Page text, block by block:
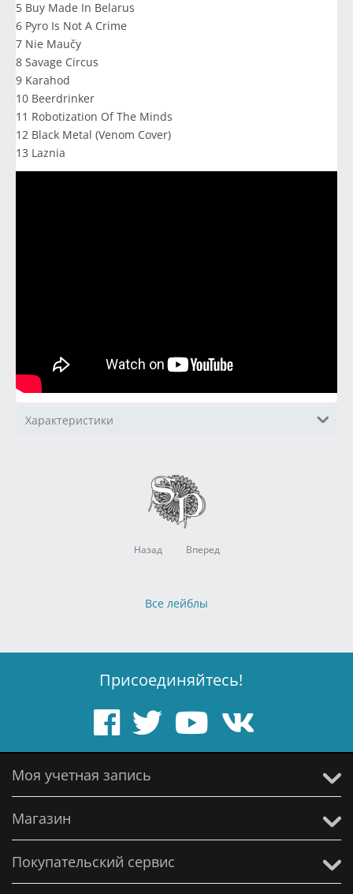
5 Buy Made In Belarus
6 Pyro Is Not A Crime
7 Nie Maučy
8 Savage Circus
9 Karahod
10 Beerdrinker
11 Robotization Of The Minds
12 Black Metal (Venom Cover)
13 Laznia
Характеристики
Назад Вперед
Все лейблы
Присоединяйтесь!
Моя учетная запись
Магазин
Покупательский сервис